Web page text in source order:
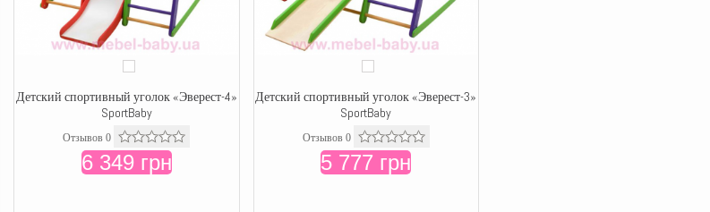
Детский спортивный уголок «Эверест-4»
SportBaby
Отзывов 0
6 349 грн
Детский спортивный уголок «Эверест-3»
SportBaby
Отзывов 0
5 777 грн